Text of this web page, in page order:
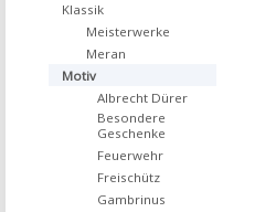
Klassik
Meisterwerke
Meran
Motiv
Albrecht Dürer
Besondere
Geschenke
Feuerwehr
Freischütz
Gambrinus